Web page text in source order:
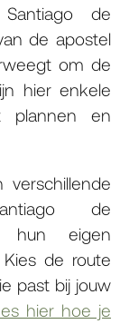
de
de apostel
om de
hier enkele
en
de
hun eigen
de route
past bij jouw
hier hoe je